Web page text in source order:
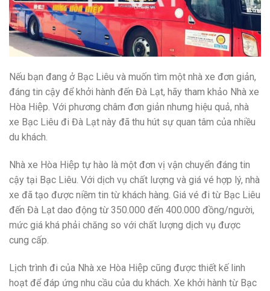
Nếu bạn đang ở Bạc Liêu và muốn tìm một nhà xe đơn giản,
đáng tin cậy để khởi hành đến Đà Lạt, hãy tham khảo Nhà xe
Hòa Hiệp. Với phương châm đơn giản nhưng hiệu quả, nhà
xe Bạc Liêu đi Đà Lạt này đã thu hút sự quan tâm của nhiều
du khách.
Nhà xe Hòa Hiệp tự hào là một đơn vị vận chuyển đáng tin
cậy tại Bạc Liêu. Với dịch vụ chất lượng và giá vé hợp lý, nhà
xe đã tạo được niềm tin từ khách hàng. Giá vé đi từ Bạc Liêu
đến Đà Lạt dao động từ 350.000 đến 400.000 đồng/người,
mức giá khá phải chăng so với chất lượng dịch vụ được
cung cấp.
Lịch trình đi của Nhà xe Hòa Hiệp cũng được thiết kế linh
hoạt để đáp ứng nhu cầu của du khách. Xe khởi hành từ Bạc